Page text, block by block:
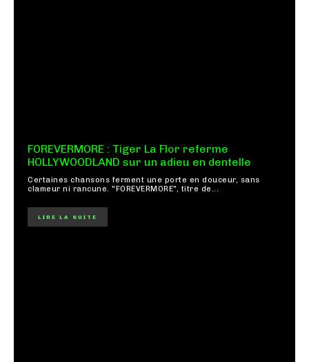
FOREVERMORE : Tiger La Flor referme
HOLLYWOODLAND sur un adieu en dentelle
Certaines chansons ferment une porte en douceur, sans
clameur ni rancune. "FOREVERMORE", titre de...
LIRE LA SUITE